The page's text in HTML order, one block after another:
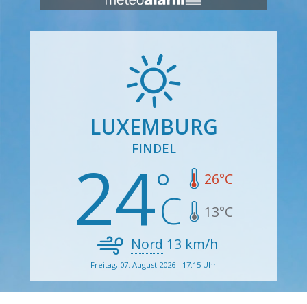
LUXEMBURG
FINDEL
24 26°C
13°C
Nord 13 km/h
Freitag, 07. August 2026 - 17:15 Uhr